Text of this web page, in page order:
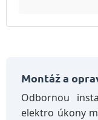
Montáž a
Odbornou
elektro úkony